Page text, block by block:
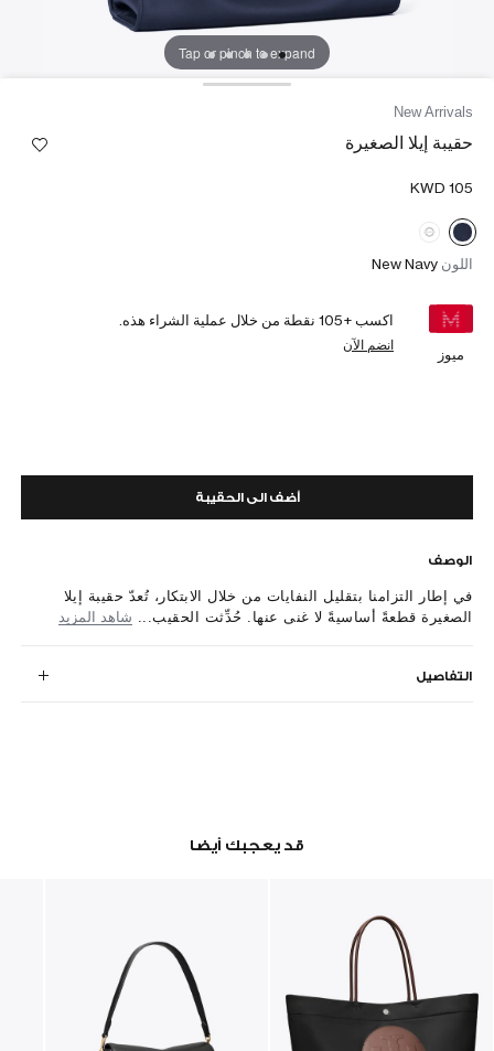
Tap or pinch to expand
New Arrivals
حقيبة إيلا الصغيرة
اللون New Navy
ميوز
اكسب +105 نقطة من خلال عملية الشراء هذه.
انضم الآن
أضف الى الحقيبة
الوصف
في إطار التزامنا بتقليل النفايات من خلال الابتكار، تُعدّ حقيبة إيلا
الصغيرة قطعةً أساسيةً لا غنى عنها. حُدِّثت الحقيب... شاهد المزيد
التفاصيل
قد يعجبك أيضا